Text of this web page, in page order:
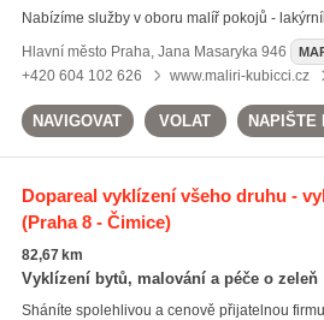
Nabízíme služby v oboru malíř pokojů -
Hlavní město Praha, Jana Masaryka 946
+420 604 102 626 www.maliri-kubicci.cz
NAVIGOVAT VOLAT NAPIŠTE
Dopareal vyklízení všeho druhu -
(Praha 8 - Čimice)
82,67 km
Vyklízení bytů, malování a péče o zeleň
Sháníte spolehlivou a cenově přijatelnou